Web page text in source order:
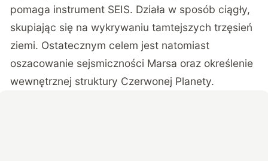
pomaga instrument SEIS. Działa w sposób ciągły,
skupiając się na wykrywaniu tamtejszych trzęsień
ziemi. Ostatecznym celem jest natomiast
oszacowanie sejsmiczności Marsa oraz określenie
wewnętrznej struktury Czerwonej Planety.